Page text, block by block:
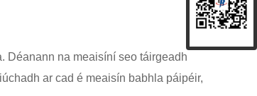
Déanann na meaisíní seo táirgeadh
ar cad é meaisín babhla páipéir,